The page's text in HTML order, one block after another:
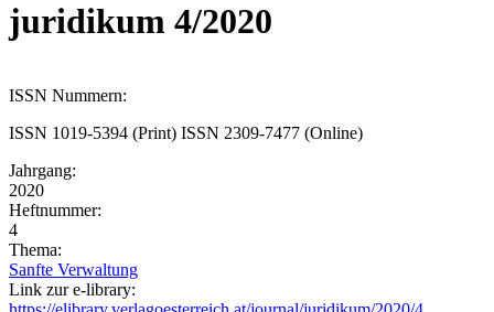
juridikum 4/2020
ISSN Nummern:
ISSN 1019-5394 (Print) ISSN 2309-7477 (Online)
Jahrgang:
2020
Heftnummer:
4
Thema:
Sanfte Verwaltung
Link zur e-library: